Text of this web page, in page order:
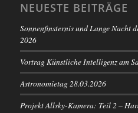
NEUESTE BEITRÄGE
Sonnenfinsternis und Lange Nacht
2026
Vortrag Künstliche Intelligenz am
Astronomietag 28.03.2026
Projekt Allsky-Kamera: Teil 2 –